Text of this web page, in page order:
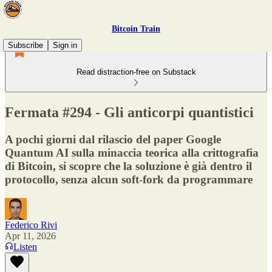
Bitcoin Train
Subscribe
Sign in
Read distraction-free on Substack
Fermata #294 - Gli anticorpi quantistici
A pochi giorni dal rilascio del paper Google
Quantum AI sulla minaccia teorica alla crittografia
di Bitcoin, si scopre che la soluzione è già dentro il
protocollo, senza alcun soft-fork da programmare
Federico Rivi
Apr 11, 2026
Listen